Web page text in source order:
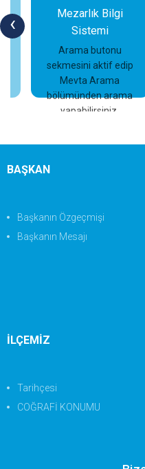
‹
Mezarlık Bilgi
Sistemi
Arama butonu
sekmesini aktif edip
Mevta Arama
bölümünden arama
yapabilirsiniz.
İncele
BAŞKAN
Başkanın Özgeçmişi
Başkanın Mesajı
İLÇEMİZ
Tarihçesi
COĞRAFİ KONUMU